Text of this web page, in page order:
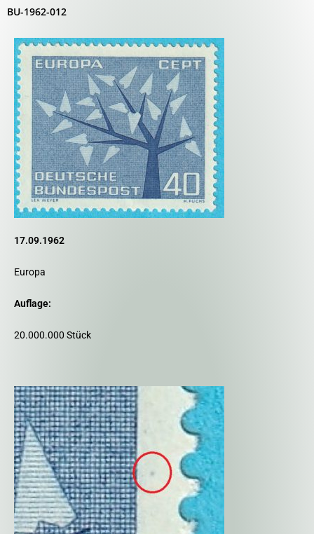
BU-1962-012
17.09.1962
Europa
Auflage:
20.000.000 Stück